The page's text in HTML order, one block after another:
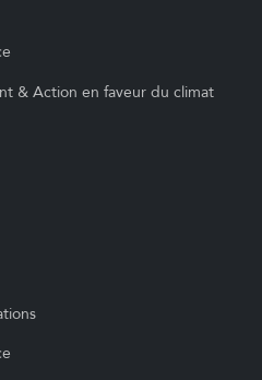
& Action en faveur du climat